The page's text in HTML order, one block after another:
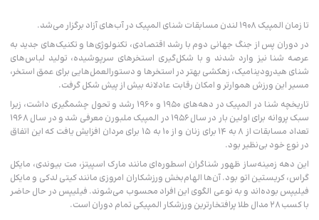
تا زمان المپیک ۱۹۰۸ لندن مسابقات شنای المپیک در آب‌های آزاد برگزار می‌شد.
در دوران پس از جنگ جهانی دوم با رشد اقتصادی، تکنولوژی‌ها و تکنیک‌های جدید به
عرصه شنا نیز وارد شدند و با شکل‌گیری استخرهای سرپوشیده، تولید لباس‌های
شنای هیدرودینامیک، زهکشی بهتر در استخرها و دستورالعمل‌هایی برای عمق استخر،
مسیر این ورزش هموارتر و امکان رقابت عادلانه بیش از پیش شکل گرفت.
تاریخچه شنا در المپیک در دهه‌های ۱۹۵۰ و ۱۹۶۰ رشد و تحول چشمگیری داشت، زیرا
سبک پروانه برای اولین بار در سال ۱۹۵۶ در المپیک ملبورن معرفی شد و در سال ۱۹۶۸
تعداد مسابقات از ۸ به ۱۴ برای زنان و از ۱۰ به ۱۵ برای مردان افزایش یافت که این اتفاق
در نوع خود بی‌نظیر بود.
این دهه زمینه‌ساز ظهور شناگران اسطوره‌ای مانند مارک اسپیتز، مت بیوندی، مایکل
گراس، کریستین اتو بود. آن‌ها الهام‌بخش ورزشکاران امروزی مانند کیتی لدکی و مایکل
فیلیپس بوده‌اند و به نوعی الگوی این افراد محسوب می‌شوند. فیلیپس در حال حاضر
با کسب ۲۸ مدال طلا پرافتخارترین ورزشکار المپیکی تمام دوران است.